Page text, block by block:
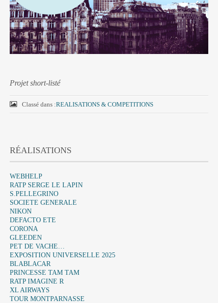
Projet short-listé
Classé dans :REALISATIONS & COMPETITIONS
RÉALISATIONS
WEBHELP
RATP SERGE LE LAPIN
S.PELLEGRINO
SOCIETE GENERALE
NIKON
DEFACTO ETE
CORONA
GLEEDEN
PET DE VACHE…
EXPOSITION UNIVERSELLE 2025
BLABLACAR
PRINCESSE TAM TAM
RATP IMAGINE R
XL AIRWAYS
TOUR MONTPARNASSE